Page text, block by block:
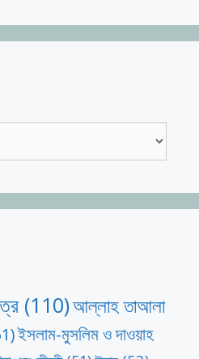
(110)আল্লাহ তাআলা
ইসলাম-মুসলিম ও দাওয়াহ